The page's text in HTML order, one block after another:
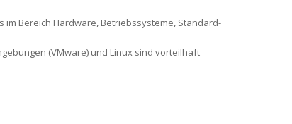
im Bereich Hardware, Betriebssysteme, Standard-
(VMware) und Linux sind vorteilhaft